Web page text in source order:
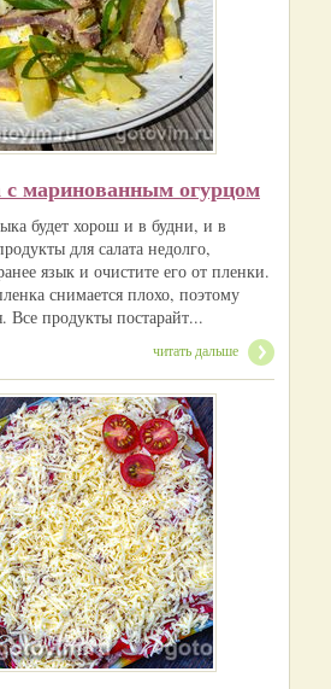
с маринованным огурцом
будет хорош и в будни, и в
для салата недолго,
язык и очистите его от пленки.
снимается плохо, поэтому
Все продукты постарайт...
читать дальше